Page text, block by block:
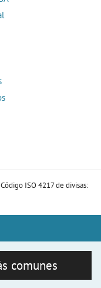
Código ISO 4217 de divisas:
comunes